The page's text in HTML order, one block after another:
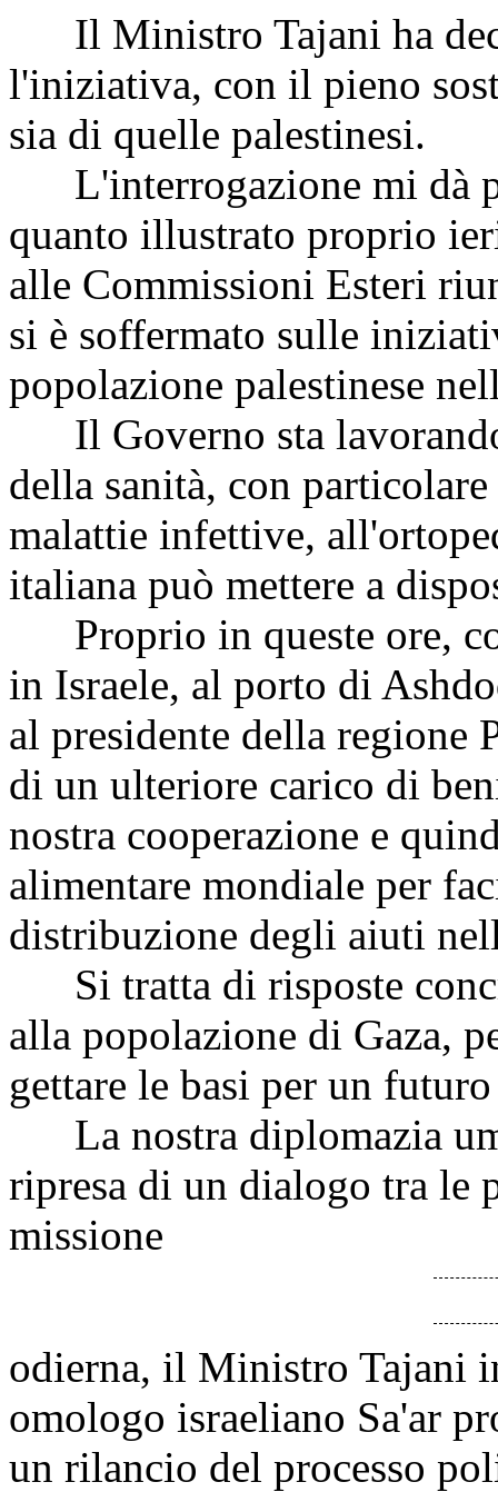
Il Ministro Tajani ha
l'iniziativa, con il pieno
sia di quelle palestinesi.
L'interrogazione mi dà
quanto illustrato proprio
alle Commissioni Esteri
si è soffermato sulle
popolazione palestinese
Il Governo sta
della sanità, con
malattie infettive,
italiana può mettere a
Proprio in queste ore,
in Israele, al porto di
al presidente della regione
di un ulteriore carico di
nostra cooperazione e
alimentare mondiale per
distribuzione degli aiuti
Si tratta di risposte
alla popolazione di Gaza,
gettare le basi per un
La nostra diplomazia
ripresa di un dialogo tra le
missione
odierna, il Ministro Tajani
omologo israeliano Sa'ar
un rilancio del processo